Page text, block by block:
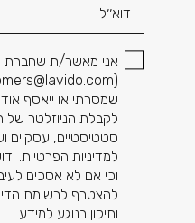
אני מאשר/ת שחברת
(
שמסרתי או ייאסף
לקבלת הניוזלטר של
סטטיסטיים, עסקיים
למדיניות הפרטיות.
וכי אם לא אסכים
להצטרף לרשימת
ותיקון בנוגע למידע.